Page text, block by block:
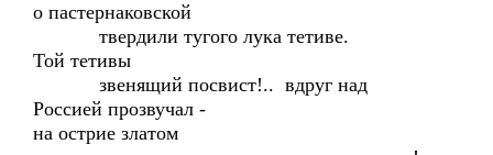
о пастернаковской
твердили тугого лука тетиве.
Той тетивы
звенящий посвист!.. вдруг над
Россией прозвучал -
на острие златом